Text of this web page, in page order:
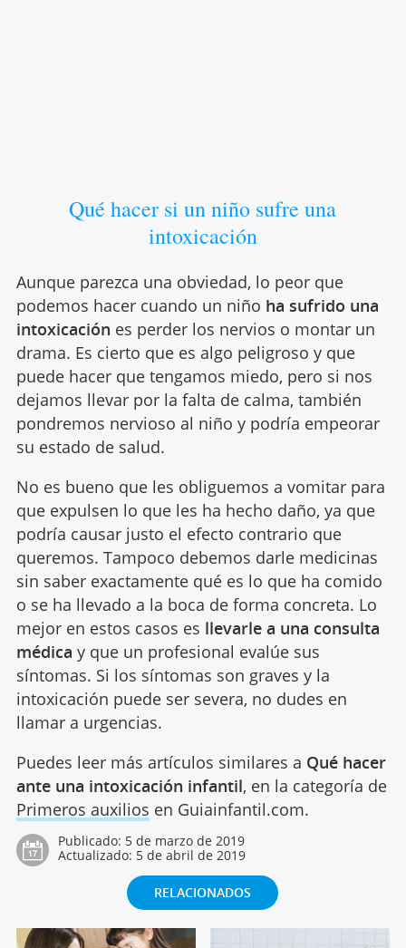
Qué hacer si un niño sufre una
intoxicación
Aunque parezca una obviedad, lo peor que
podemos hacer cuando un niño ha sufrido una
intoxicación es perder los nervios o montar un
drama. Es cierto que es algo peligroso y que
puede hacer que tengamos miedo, pero si nos
dejamos llevar por la falta de calma, también
pondremos nervioso al niño y podría empeorar
su estado de salud.
No es bueno que les obliguemos a vomitar para
que expulsen lo que les ha hecho daño, ya que
podría causar justo el efecto contrario que
queremos. Tampoco debemos darle medicinas
sin saber exactamente qué es lo que ha comido
o se ha llevado a la boca de forma concreta. Lo
mejor en estos casos es llevarle a una consulta
médica y que un profesional evalúe sus
síntomas. Si los síntomas son graves y la
intoxicación puede ser severa, no dudes en
llamar a urgencias.
Puedes leer más artículos similares a Qué hacer
ante una intoxicación infantil, en la categoría de
Primeros auxilios en Guiainfantil.com.
Publicado: 5 de marzo de 2019
Actualizado: 5 de abril de 2019
RELACIONADOS